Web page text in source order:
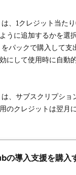
、1クレジット当た
うに追加するかを選
パックで購入して支
にして使用時に自動
、サブスクリプショ
のクレジットは翌月
導入支援を購入